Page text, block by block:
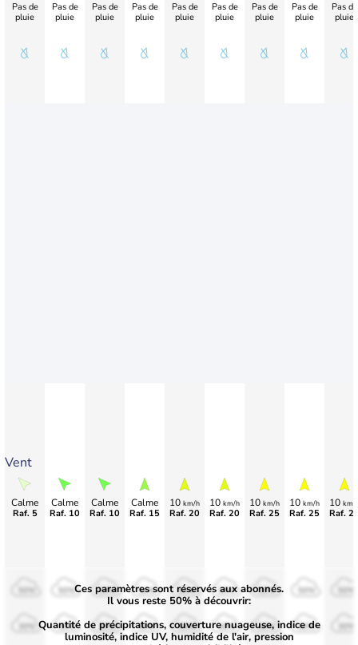
Vent
Pas de
pluie
Calme
Raf. 5
Pas de
pluie
Calme
Raf. 10
Pas de
pluie
Calme
Raf. 10
Pas de
pluie
Calme
Raf. 15
Pas de
pluie
10 km/h
Raf. 20
Pas de
pluie
10 km/h
Raf. 20
Pas de
pluie
10 km/h
Raf. 25
Pas de
pluie
10 km/h
Raf. 25
Pas de
pluie
10 km/
Raf.
50%
30%
50%
30%
50%
30%
50%
30%
50%
30%
50%
30%
50%
30%
Ces paramètres sont réservés aux abonnés.
Il vous reste 50% à découvrir:
Quantité de précipitations, couverture nuageuse, indice de
luminosité, indice UV, humidité de l'air, pression